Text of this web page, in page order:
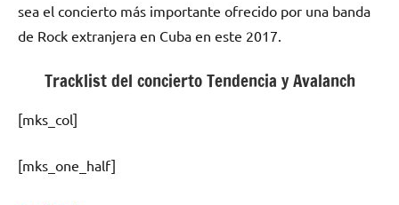
sea el concierto más importante ofrecido por una banda
de Rock extranjera en Cuba en este 2017.
Tracklist del concierto Tendencia y Avalanch
[mks_col]
[mks_one_half]